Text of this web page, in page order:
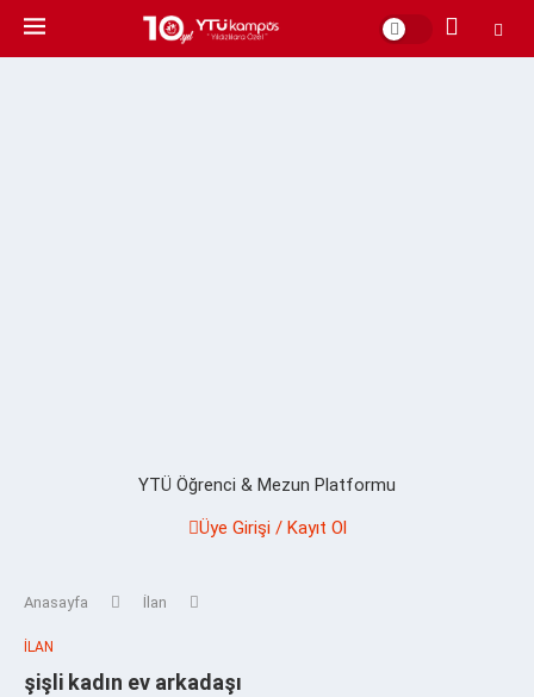
YTÜ Öğrenci & Mezun Platformu
Üye Girişi / Kayıt Ol
Anasayfa İlan
İLAN
şişli kadın ev arkadaşı